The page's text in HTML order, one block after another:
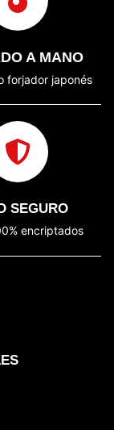
A MANO
forjador japonés
SEGURO
encriptados